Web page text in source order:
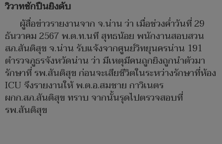
วิวาทชักปืนยิงดับ
ผู้สื่อข่าวรายงานจาก จ.น่าน ว่า เมื่อช่วงค่ำวันที่ 29
ธันวาคม 2567 พ.ต.ท.นที สุทธน้อย พนักงานสอบสวน
สภ.สันติสุข จ.น่าน รับแจ้งจากศูนย์วิทยุนครน่าน 191
ตำรวจภูธรจังหวัดน่าน ว่า มีเหตุมีคนถูกยิงถูกนำตัวมา
รักษาที่ รพ.สันติสุข ก่อนจะเสียชีวิตในระหว่างรักษาที่ห้อง
ICU จึงรายงานให้ พ.ต.อ.สมชาย กาวิเนตร
ผกก.สภ.สันติสุข ทราบ จากนั้นรุดไปตรวจสอบที่
รพ.สันติสุข